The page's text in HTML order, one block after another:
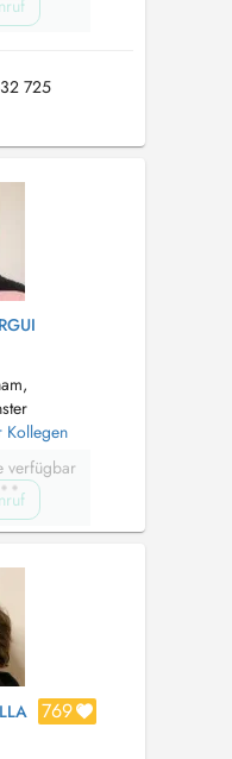
725
Kollegen
verfügbar
769